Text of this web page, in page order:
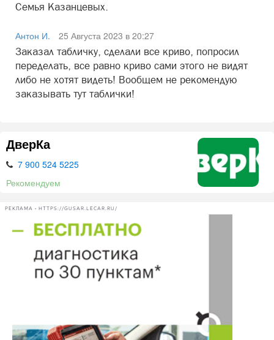
Семья Казанцевых.
Антон И.
25 Августа 2023 в 20:27
Заказал табличку, сделали все криво, попросил
переделать, все равно криво сами этого не видят
либо не хотят видеть! Вообщем не рекомендую
заказывать тут таблички!
ДверКа
7 900 524 5225
Рекомендуем
РЕКЛАМА • HTTPS://GUSAR.LECAR.RU/